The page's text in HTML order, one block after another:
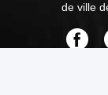
de ville